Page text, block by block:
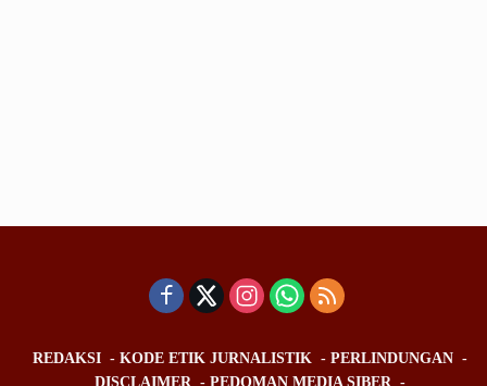
REDAKSI KODE ETIK JURNALISTIK
PERLINDUNGAN
DISCLAIMER
PEDOMAN MEDIA SIBER